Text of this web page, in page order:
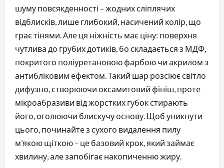
шуму повсякденності – жодних сліплячих
відблисків, лише глибокий, насичений колір, що
грає тінями. Але ця ніжність має ціну: поверхня
чутлива до грубих дотиків, бо складається з МДФ,
покритого поліуретановою фарбою чи акрилом з
антибліковим ефектом. Такий шар розсіює світло
дифузно, створюючи оксамитовий фініш, проте
мікроабразиви від жорстких губок стирають
його, оголюючи блискучу основу. Щоб уникнути
цього, починайте з сухого видалення пилу
м’якою щіткою – це базовий крок, який займає
хвилину, але запобігає накопиченню жиру.